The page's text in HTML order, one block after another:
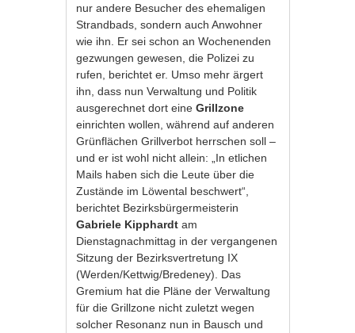
nur andere Besucher des ehemaligen
Strandbads, sondern auch Anwohner
wie ihn. Er sei schon an Wochenenden
gezwungen gewesen, die Polizei zu
rufen, berichtet er. Umso mehr ärgert
ihn, dass nun Verwaltung und Politik
ausgerechnet dort eineGrillzone
einrichten wollen, während auf anderen
Grünflächen Grillverbot herrschen soll –
und er ist wohl nicht allein: „In etlichen
Mails haben sich die Leute über die
Zustände im Löwental beschwert“,
berichtet Bezirksbürgermeisterin
Gabriele Kipphardt am
Dienstagnachmittag in der vergangenen
Sitzung der Bezirksvertretung IX
(Werden/Kettwig/Bredeney). Das
Gremium hat die Pläne der Verwaltung
für die Grillzone nicht zuletzt wegen
solcher Resonanz nun in Bausch und